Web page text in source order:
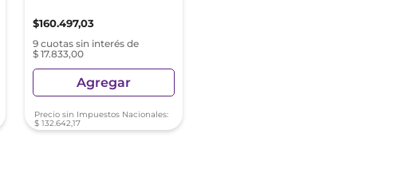
$160.497,03
9 cuotas sin interés de
$ 17.833,00
Agregar
Precio sin Impuestos Nacionales:
$ 132.642,17